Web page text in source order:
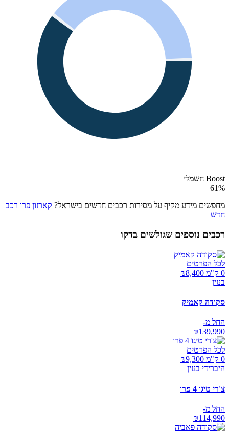
Boost חשמלי
61%
מחפשים מידע מקיף על מסירות רכבים חדשים בישראל? קארזון פרו רכב
חדש
רכבים נוספים שגולשים בדקו
לכל הפרטים
0 ק"מ ₪
8,400
בנזין
סקודה קאמיק
החל מ-
₪139,990
לכל הפרטים
0 ק"מ ₪
9,300
היברידי בנזין
צ'רי טיגו 4 פרו
החל מ-
₪114,990